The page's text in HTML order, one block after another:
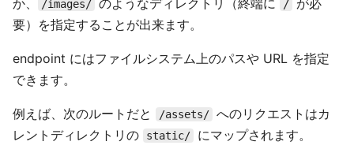
か、
/images/ のようなディレクトリ（終端に /
が必
要）を指定することが出来ます。
endpoint にはファイルシステム上のパスや URL を指定
できます。
例えば、次のルートだと /assets/ へのリクエストはカ
レントディレクトリの
static/ にマップされます。